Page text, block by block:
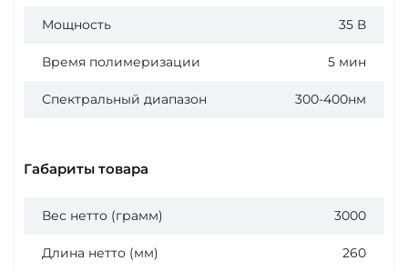
Мощность 35 В
Время полимеризации 5 мин
Спектральный диапазон 300-400нм
Габариты товара
Вес нетто (грамм) 3000
Длина нетто (мм) 260